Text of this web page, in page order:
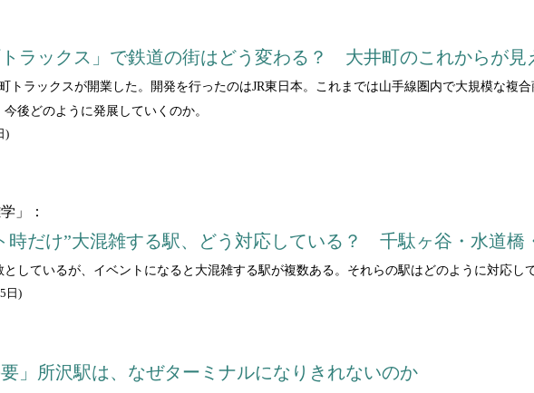
トラックス」で鉄道の街はどう変わる？ 大井町のこれからが見
トラックスが開業した。開発を行ったのはJR東日本。これまでは山手線圏内で大規模な複
後どのように発展していくのか。
)
」：
時だけ”大混雑する駅、どう対応している？ 千駄ヶ谷・水道橋
としているが、イベントになると大混雑する駅が複数ある。それらの駅はどのように対応し
日 )
要」所沢駅は、なぜターミナルになりきれないのか